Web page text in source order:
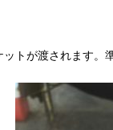
トが渡されます。